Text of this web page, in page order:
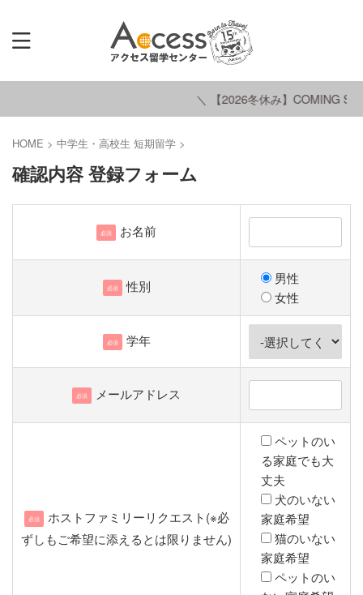
＼ 【2026冬休み】COMING
HOME > 中学生・高校生 短期留学 >
確認内容 登録フォーム
必須 お名前
必須 性別
男性
女性
必須 学年
必須 メールアドレス
必須
ホストファミリーリクエスト(※必
ずしもご希望に添えるとは限りません)
ペットのい
る家庭でも大
丈夫
犬のいない
家庭希望
猫のいない
家庭希望
ペットのい